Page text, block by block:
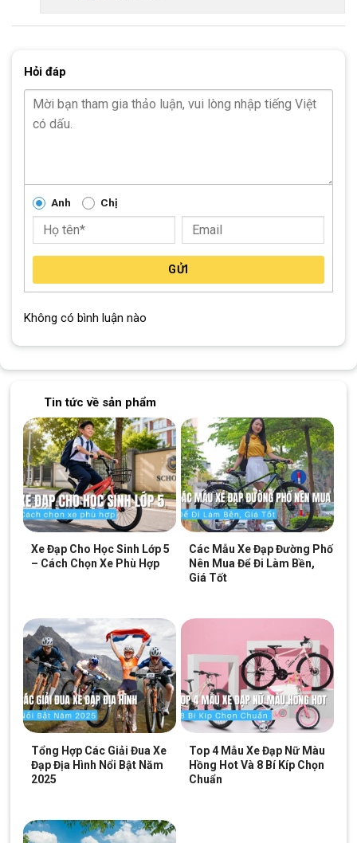
khách hàng tận tâm và được miễn phí giao hàng toàn quốc.
Xem thêm thông tin về các
dòng xe đạp trẻ em tại đây!
Xe Đạp Địa Hình Trẻ Em QT
Bike QT122 22 Inch
2.790.000₫
3.100.000₫
2.690.000₫
3.000.000₫
Địa Chỉ Các Cửa Hàng Xe Đạp Giá Kho:
CH 1:494 Nguyễn Oanh, P.An Nhơn, HCM (Gò Vấp cũ)
CH 2:322/36 An Dương Vương, P.Chợ Quán, HCM (Quận
5 cũ)
CH 3:330 Hùng Vương, Xã Ngãi Giao, HCM (Châu Đức,
BRVT cũ)
CH 4:216A Đ. Độc Lập, P.Phú Thọ Hòa, HCM(Q.Tân Phú
CH 5: 24 Nguyễn Thị Nhung, KĐT Vạn Phúc, P.Hiệp Bình,
HCM (Q.Thủ Đức cũ)
CH 6:268 Nguyễn Thị Thập, P.Tân Hưng, HCM (Quận 7
cũ)
CH 7:05 Nguyễn Trãi, P.Dĩ An, HCM (Dĩ An, Bình Dương
cũ)
CH 8: 15 Phú Lợi, P.Phú Lợi, HCM (Thủ Dầu Một, Bình
Dương cũ)
Thẻ:Hợp Kim Thép,Xe đạp trẻ em 8-10 tuổi
Hỏi đáp
Anh Chị
GỬI
Không có bình luận nào
Tin tức về sản phẩm
Xe Đạp Cho Học Sinh Lớp 5
– Cách Chọn Xe Phù Hợp
Các Mẫu Xe Đạp Đường Phố
Nên Mua Để Đi Làm Bền,
Giá Tốt
Tổng Hợp Các Giải Đua Xe
Đạp Địa Hình Nổi Bật Năm
2025
Top 4 Mẫu Xe Đạp Nữ Màu
Hồng Hot Và 8 Bí Kíp Chọn
Chuẩn